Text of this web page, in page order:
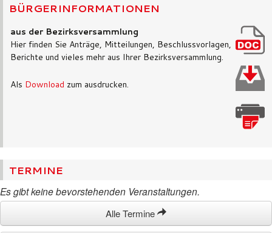
BÜRGERINFORMATIONEN
aus der Bezirksversammlung
Hier finden Sie Anträge, Mitteilungen, Beschlussvorlagen,
Berichte und vieles mehr aus Ihrer Bezirksversammlung.
Als Download zum ausdrucken.
TERMINE
Es gibt keine bevorstehenden Veranstaltungen.
Alle Termine